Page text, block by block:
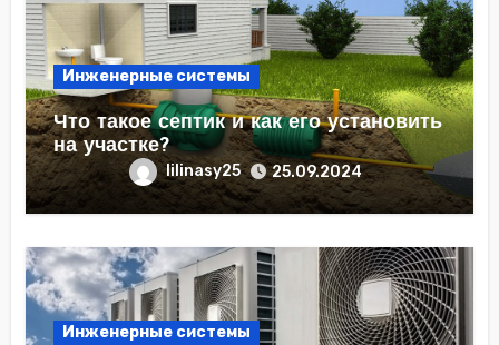
Инженерные системы
Что такое септик и как его установить
на участке?
lilinasy25 25.09.2024
Инженерные системы